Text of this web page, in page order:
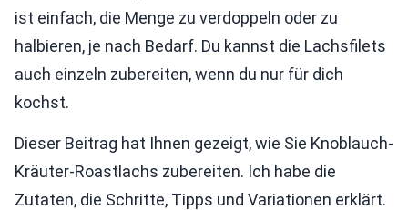
ist einfach, die Menge zu verdoppeln oder zu
halbieren, je nach Bedarf. Du kannst die Lachsfilets
auch einzeln zubereiten, wenn du nur für dich
kochst.
Dieser Beitrag hat Ihnen gezeigt, wie Sie Knoblauch-
Kräuter-Roastlachs zubereiten. Ich habe die
Zutaten, die Schritte, Tipps und Variationen erklärt.